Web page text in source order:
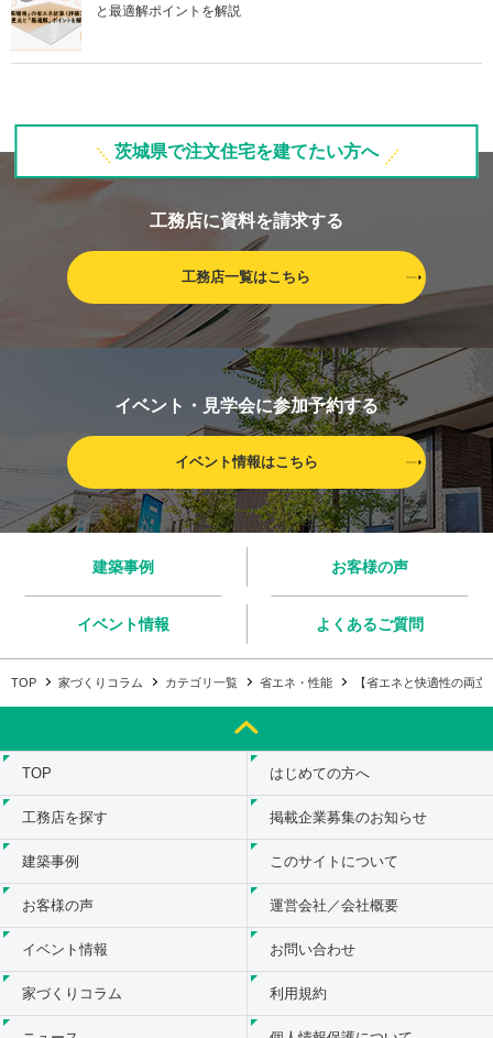
と最適解ポイントを解説
茨城県で注文住宅を建てたい方へ
工務店に資料を請求する
工務店一覧はこちら
イベント・見学会に参加予約する
イベント情報はこちら
建築事例 お客様の声
イベント情報 よくあるご質問
TOP 家づくりコラム カテゴリ一覧 省エネ・性能 【省エネと快適性の両
TOP
工務店を探す
建築事例
お客様の声
イベント情報
家づくりコラム
はじめての方へ
掲載企業募集のお知らせ
このサイトについて
運営会社／会社概要
お問い合わせ
利用規約